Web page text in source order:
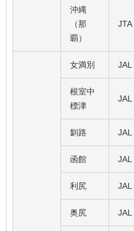
沖縄
（那
覇）
JTA
女満別 JAL
根室中
標津
JAL
釧路 JAL
函館 JAL
利尻 JAL
奥尻 JAL